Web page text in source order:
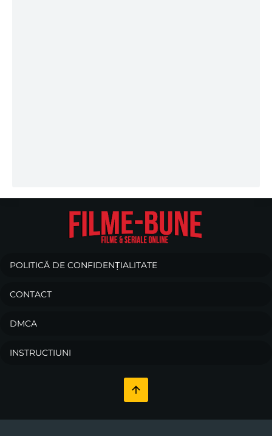
POLITICĂ DE CONFIDENȚIALITATE
CONTACT
DMCA
INSTRUCTIUNI